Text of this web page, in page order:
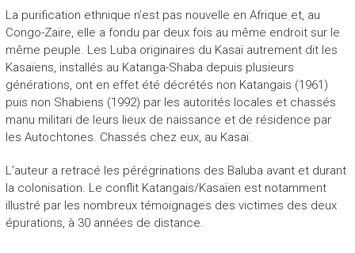
La purification ethnique n’est pas nouvelle en Afrique et, au
Congo-Zaïre, elle a fondu par deux fois au même endroit sur le
même peuple. Les Luba originaires du Kasaï autrement dit les
Kasaïens, installés au Katanga-Shaba depuis plusieurs
générations, ont en effet été décrétés non Katangais (1961)
puis non Shabiens (1992) par les autorités locales et chassés
manu militari de leurs lieux de naissance et de résidence par
les Autochtones. Chassés chez eux, au Kasaï.
L’auteur a retracé les pérégrinations des Baluba avant et durant
la colonisation. Le conflit Katangais/Kasaïen est notamment
illustré par les nombreux témoignages des victimes des deux
épurations, à 30 années de distance.